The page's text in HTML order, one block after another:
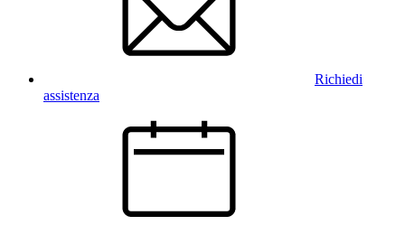
Richiedi
assistenza